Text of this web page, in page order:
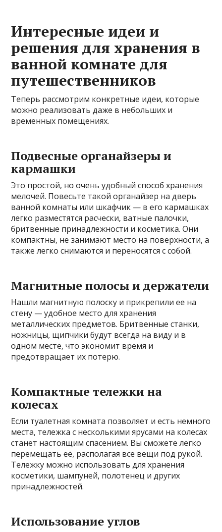
Интересные идеи и
решения для хранения в
ванной комнате для
путешественников
Теперь рассмотрим конкретные идеи, которые
можно реализовать даже в небольших и
временных помещениях.
Подвесные органайзеры и
кармашки
Это простой, но очень удобный способ хранения
мелочей. Повесьте такой органайзер на дверь
ванной комнаты или шкафчик — в его кармашках
легко разместятся расчески, ватные палочки,
бритвенные принадлежности и косметика. Они
компактны, не занимают место на поверхности, а
также легко снимаются и переносятся с собой.
Магнитные полосы и держатели
Нашли магнитную полоску и прикрепили ее на
стену — удобное место для хранения
металлических предметов. Бритвенные станки,
ножницы, щипчики будут всегда на виду и в
одном месте, что экономит время и
предотвращает их потерю.
Компактные тележки на
колесах
Если туалетная комната позволяет и есть немного
места, тележка с несколькими ярусами на колесах
станет настоящим спасением. Вы сможете легко
перемещать её, располагая все вещи под рукой.
Тележку можно использовать для хранения
косметики, шампуней, полотенец и других
принадлежностей.
Использование углов